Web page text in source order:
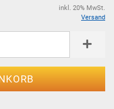
inkl. 20% MwSt.
Versand